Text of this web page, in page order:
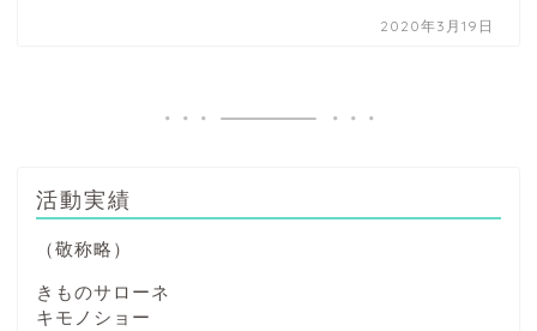
2020年3月19日
活動実績
（敬称略）
きものサローネ
キモノショー